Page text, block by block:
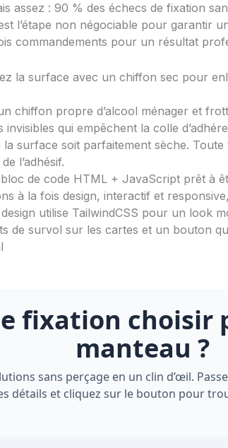
assez : 90 % des échecs de fixation
l’étape non négociable pour garantir
commandements pour un résultat
la surface avec un chiffon sec pour
chiffon propre d’alcool ménager et
invisibles qui empêchent la colle
la surface soit parfaitement sèche. Toute
l’adhésif.
de code HTML + JavaScript prêt à
à la fois design, interactif et
utilise TailwindCSS pour un look
de survol sur les cartes et un bouton
fixation choisir
manteau ?
sans perçage en un clin d’œil.
détails et cliquez sur le bouton pour